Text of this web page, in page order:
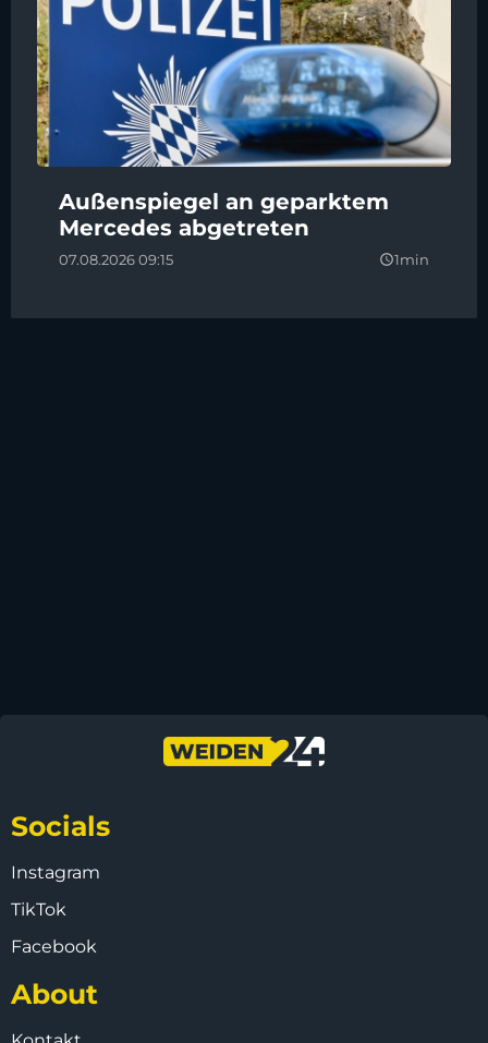
Außenspiegel an geparktem
Mercedes abgetreten
07.08.2026 09:15 query_builder1min
Socials
Instagram
TikTok
Facebook
About